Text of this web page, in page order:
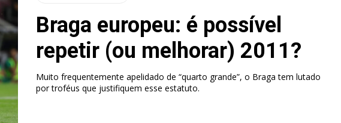
Braga europeu: é possível
repetir (ou melhorar) 2011?
Muito frequentemente apelidado de “quarto grande”, o Braga tem lutado
por troféus que justifiquem esse estatuto.